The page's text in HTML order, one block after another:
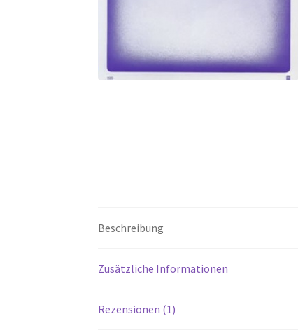
Beschreibung
Zusätzliche Informationen
Rezensionen (1)